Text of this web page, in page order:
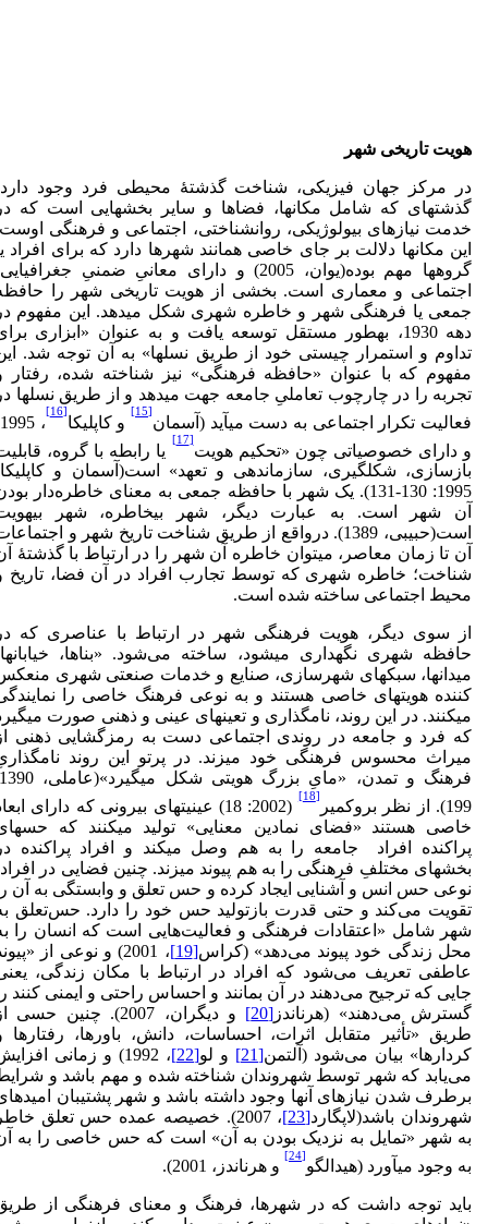
هویت تاریخی شهر
در مرکز جهان فیزیکی، شناخت گذشتۀ محیطی فرد وجود
گذشته­ای که شامل مکان­ها، فضاها و سایر بخش­هایی است که
خدمت نیازهای بیولوژیکی، روان­شناختی، اجتماعی و فرهنگی
این مکان­ها دلالت بر جای خاصی همانند شهرها دارد که برای افراد
گروه­ها مهم بوده(یوان، 2005) و دارای معانیِ ضمنیِ
اجتماعی و معماری است. بخشی از هویت تاریخی شهر را
جمعی یا فرهنگی شهر و خاطره شهری شکل می­دهد. این مفهوم
دهه 1930، به­طور مستقل توسعه یافت و به عنوان «ابزاری
تداوم و استمرار چیستی خود از طریق نسل­ها» به آن توجه شد.
مفهوم که با عنوان «حافظه فرهنگی» نیز شناخته شده، رفتار
تجربه را در چارچوب تعاملیِ جامعه جهت می­دهد و از طریق نسل­ها
فعالیت تکرار اجتماعی به دست می­آید (آسمان
[15]
و کاپلیکا
[16]
و دارای خصوصیاتی چون «تحکیم هویت
[17]
یا رابطه با گروه،
بازسازی، شکل­گیری، سازماندهی و تعهد» است(آسمان و
1995: 130-131). یک شهر با حافظه جمعی به معنای خاطره‌دار
آن شهر است. به عبارت دیگر، شهر بی­خاطره، شهر
است(حبیبی، 1389). درواقع از طریق شناخت تاریخ شهر و
آن تا زمان معاصر، می­توان خاطره آن شهر را در ارتباط با گذشتۀ
شناخت؛ خاطره شهری که توسط تجارب افراد در آن فضا، تاریخ
محیط اجتماعی ساخته شده است.
از سوی دیگر، هویت فرهنگی شهر در ارتباط با عناصری که
حافظه شهری نگهداری می‏شود، ساخته می‌شود. «بناها،
میدان­ها، سبک­های شهرسازی، صنایع و خدمات صنعتی شهری
کننده هویت­های خاصی هستند و به نوعی فرهنگ خاصی را
می­کنند. در این روند، نام­گذاری و تعین­های عینی و ذهنی صورت
که فرد و جامعه در روندی اجتماعی دست به رمزگشایی ذهنی
میراث محسوس فرهنگی خود می­زند. در پرتو این روند
199). از نظر بروک­میر
[18]
(2002: 18) عینیت­های بیرونی که دارای
خاصی هستند «فضای نمادین معنایی» تولید می­کنند که
پراکنده افراد جامعه را به هم وصل می­کند و افراد پراکنده
بخش‏های مختلفِ فرهنگی را به هم پیوند می­زند. چنین فضایی در
نوعی حس انس و آشنایی ایجاد کرده و حس ‌تعلق و وابستگی به آن
تقویت می‌کند و حتی قدرت بازتولید حس خود را دارد. حس‌تعلق
شهر شامل «اعتقادات فرهنگی و فعالیت‌هایی است که انسان را
محل زندگی خود پیوند می‌دهد» (کراس[19]
، 2001) و نوعی از
عاطفی تعریف می‌شود که افراد در ارتباط با مکان زندگی،
جایی که ترجیح می‌دهند در آن بمانند و احساس راحتی و ایمنی کنند
گسترش می‌دهند» (هرناندز [20]
و دیگران، 2007). چنین حسی
طریق «تأثیر متقابل اثرات، احساسات، دانش، باورها، رفتارها
کردارها» بیان می‌شود (آلتمن[21] و لو[22]
، 1992) و زمانی
می‌یابد که شهر توسط شهروندان شناخته شده و مهم باشد و
برطرف شدن نیازهای آنها وجود داشته باشد و شهر پشتیبان
شهروندان باشد(لاپگارد[23]
، 2007). خصیصه عمده حس تعلق
به شهر «تمایل به نزدیک بودن به آن» است که حس خاصی را به
به وجود می­آورد (هیدالگو
[24]
و هرناندز، 2001).
باید توجه داشت که در شهرها، فرهنگ و معنای فرهنگی از